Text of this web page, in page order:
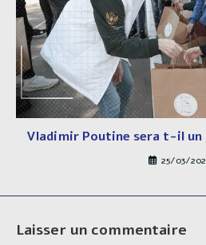
Vladimir Poutine sera t-il
25/03/
Laisser un commentaire